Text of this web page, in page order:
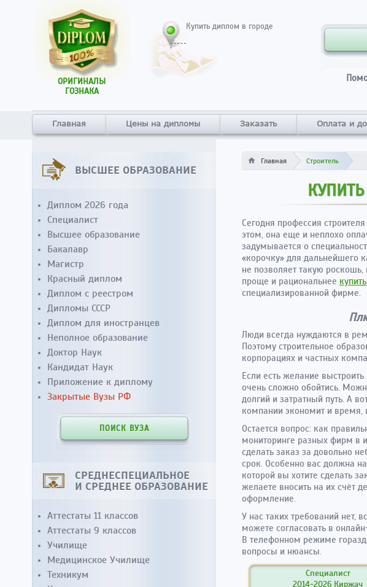
ОРИГИНАЛЫ
ГОЗНАКА
Купить диплом в городе
Главная Цены на дипломы Заказать Оплата и
Главная Строитель
Сегодня профессия
этом, она еще и неплохо
задумывается о
«корочку» для дальнейшего
не позволяет такую
проще и рациональнее
специализированной фирме.
Люди всегда нуждаются в
Поэтому строительное
корпорациях и частных
Если есть желание
очень сложно обойтись.
долгий и затратный путь. А
компании экономит и время,
Остается вопрос: как
мониторинге разных фирм в
сделать заказ за довольно
срок. Особенно вас должна
которой вы хотите сделать
желаете вносить на их счёт
оформление.
У нас таких требований нет,
можете согласовать в
В телефонном режиме
вопросы и нюансы.
Специалист
2014-2026 Киржач
ВЫСШЕЕ ОБРАЗОВАНИЕ
Диплом 2026 года
Специалист
Высшее образование
Бакалавр
Магистр
Красный диплом
Диплом с реестром
Дипломы СССР
Диплом для иностранцев
Неполное образование
Доктор Наук
Кандидат Наук
Приложение к диплому
Закрытые Вузы РФ
ПОИСК ВУЗА
СРЕДНЕСПЕЦИАЛЬНОЕ
И СРЕДНЕЕ ОБРАЗОВАНИЕ
Аттестаты 11 классов
Аттестаты 9 классов
Училище
Медицинское Училище
Техникум